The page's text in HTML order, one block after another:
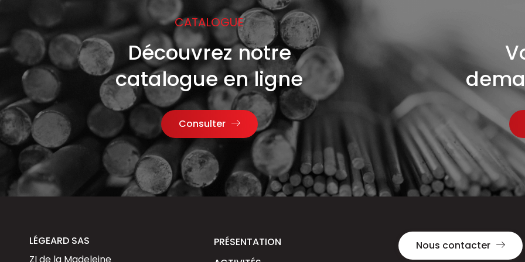
CATALOGUE
Découvrez notre
catalogue en ligne
Consulter
LÉGEARD SAS
ZI de la Madeleine
PRÉSENTATION
Nous contacter